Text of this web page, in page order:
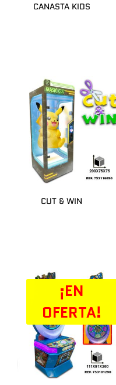
CANASTA KIDS
CUT & WIN
¡EN
OFERTA!